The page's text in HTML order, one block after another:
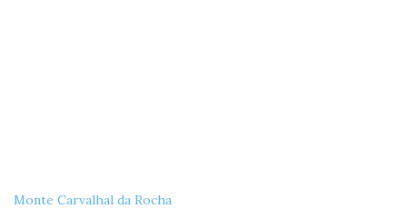
Monte Carvalhal da Rocha